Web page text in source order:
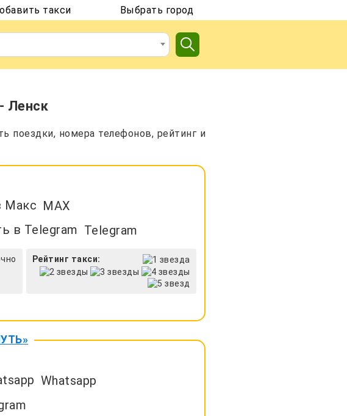
такси Выбрать город
Ленск
поездки, номера телефонов, рейтинг и
MAX
Telegram
Рейтинг такси:
Whatsapp